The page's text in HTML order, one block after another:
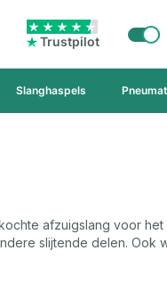
Trustpilot
Slanghaspels
afzuigslang voor het
slijtende delen. Ook